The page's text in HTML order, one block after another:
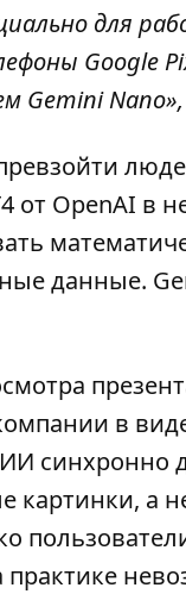
для
Google
Gemini
от OpenAI в
данные.
в
синхронно
картинки, а
практике